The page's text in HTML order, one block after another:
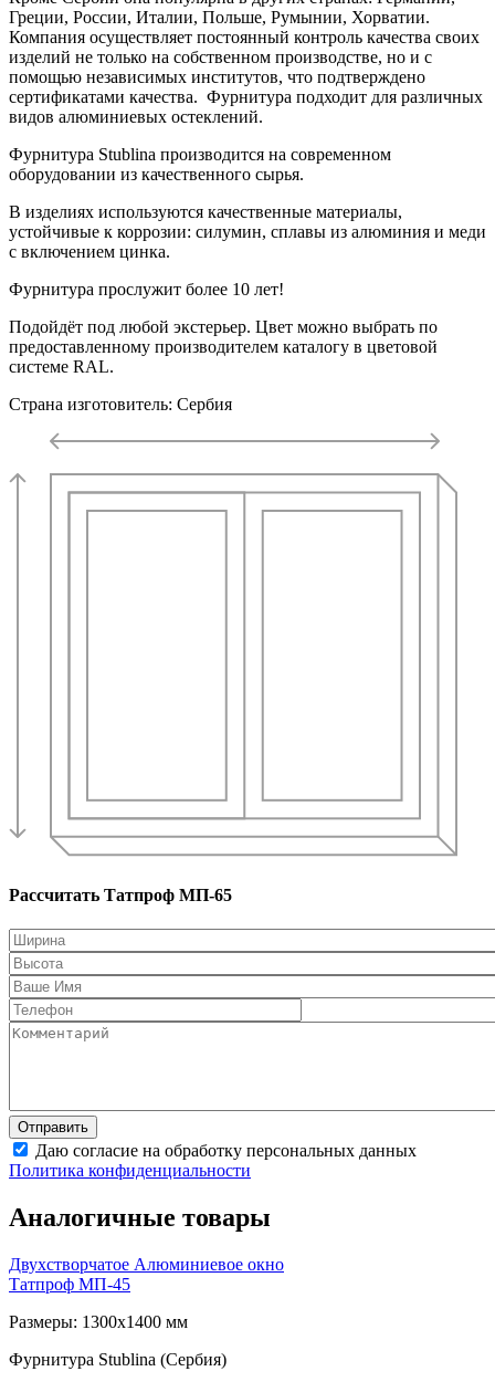
Греции, России, Италии, Польше, Румынии, Хорватии.
Компания осуществляет постоянный контроль качества своих
изделий не только на собственном производстве, но и с
помощью независимых институтов, что подтверждено
сертификатами качества. Фурнитура подходит для различных
видов алюминиевых остеклений.
Фурнитура Stublina производится на современном
оборудовании из качественного сырья.
В изделиях используются качественные материалы,
устойчивые к коррозии: силумин, сплавы из алюминия и меди
с включением цинка.
Фурнитура прослужит более 10 лет!
Подойдёт под любой экстерьер. Цвет можно выбрать по
предоставленному производителем каталогу в цветовой
системе RAL.
Страна изготовитель: Сербия
Рассчитать Татпроф МП-65
Даю согласие на обработку персональных данных
Политика конфиденциальности
Аналогичные товары
Двухстворчатое Алюминиевое окно
Татпроф МП-45
Размеры: 1300x1400 мм
Фурнитура Stublina (Сербия)